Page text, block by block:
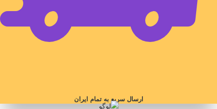
ارسال سریع به تمام ایران